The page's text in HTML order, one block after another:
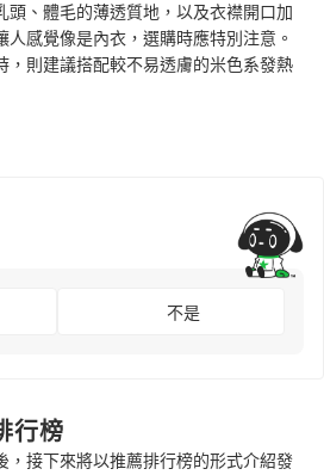
頭、體毛的薄透質地，以及衣襟開口加
感覺像是內衣，選購時應特別注意。
，則建議搭配較不易透膚的米色系發熱
不是
行榜
，接下來將以推薦排行榜的形式介紹發